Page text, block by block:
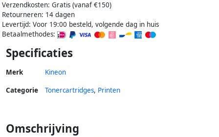
Verzendkosten: Gratis (vanaf €150)
Retourneren: 14 dagen
Levertijd: Voor 19:00 besteld, volgende dag in huis
Betaalmethodes:
Specificaties
Merk Kineon
Categorie Tonercartridges, Printen
Omschrijving